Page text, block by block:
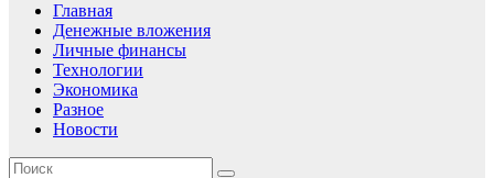
Главная
Денежные вложения
Личные финансы
Технологии
Экономика
Разное
Новости